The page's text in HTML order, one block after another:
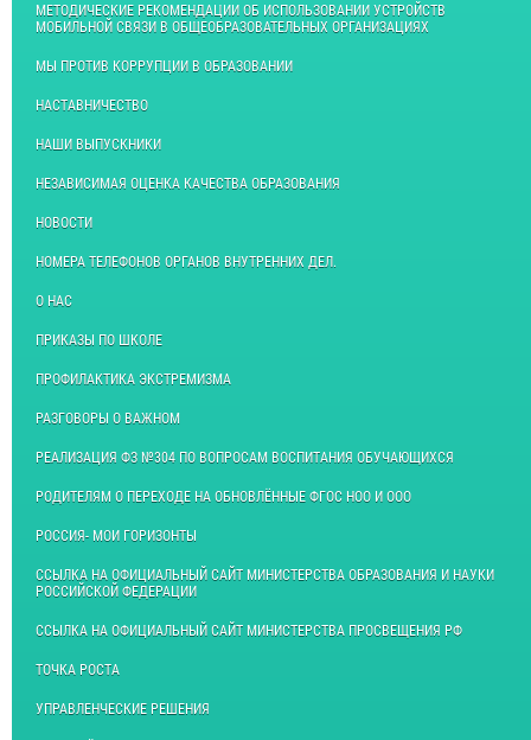
МЕТОДИЧЕСКИЕ РЕКОМЕНДАЦИИ ОБ ИСПОЛЬЗОВАНИИ УСТРОЙСТВ
МОБИЛЬНОЙ СВЯЗИ В ОБЩЕОБРАЗОВАТЕЛЬНЫХ ОРГАНИЗАЦИЯХ
МЫ ПРОТИВ КОРРУПЦИИ В ОБРАЗОВАНИИ
НАСТАВНИЧЕСТВО
НАШИ ВЫПУСКНИКИ
НЕЗАВИСИМАЯ ОЦЕНКА КАЧЕСТВА ОБРАЗОВАНИЯ
НОВОСТИ
НОМЕРА ТЕЛЕФОНОВ ОРГАНОВ ВНУТРЕННИХ ДЕЛ.
О НАС
ПРИКАЗЫ ПО ШКОЛЕ
ПРОФИЛАКТИКА ЭКСТРЕМИЗМА
РАЗГОВОРЫ О ВАЖНОМ
РЕАЛИЗАЦИЯ ФЗ №304 ПО ВОПРОСАМ ВОСПИТАНИЯ ОБУЧАЮЩИХСЯ
РОДИТЕЛЯМ О ПЕРЕХОДЕ НА ОБНОВЛЁННЫЕ ФГОС НОО И ООО
РОССИЯ- МОИ ГОРИЗОНТЫ
ССЫЛКА НА ОФИЦИАЛЬНЫЙ САЙТ МИНИСТЕРСТВА ОБРАЗОВАНИЯ И НАУКИ
РОССИЙСКОЙ ФЕДЕРАЦИИ
ССЫЛКА НА ОФИЦИАЛЬНЫЙ САЙТ МИНИСТЕРСТВА ПРОСВЕЩЕНИЯ РФ
ТОЧКА РОСТА
УПРАВЛЕНЧЕСКИЕ РЕШЕНИЯ